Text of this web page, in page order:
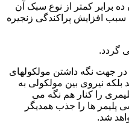
برابر کمتر از نوع سبک آن
افزایش پراکندگی زنجیره
گردد.
در جهت نگه داشتن مولکولهای
بلکه نیروی بین مولکولی به
را کنار هم نگه می
پلیمر ها را جذب همدیگر
شد.